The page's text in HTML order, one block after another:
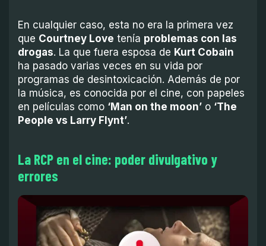
En cualquier caso, esta no era la primera vez
que Courtney Love tenía problemas con las
drogas. La que fuera esposa de Kurt Cobain
ha pasado varias veces en su vida por
programas de desintoxicación. Además de por
la música, es conocida por el cine, con papeles
en películas como ‘Man on the moon’ o ‘The
People vs Larry Flynt’.
La RCP en el cine: poder divulgativo y
errores